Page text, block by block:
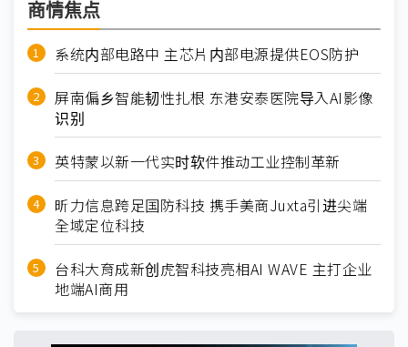
商情焦点
系统内部电路中 主芯片内部电源提供EOS防护
屏南偏乡智能韧性扎根 东港安泰医院导入AI影像
识别
英特蒙以新一代实时软件推动工业控制革新
昕力信息跨足国防科技 携手美商Juxta引进尖端
全域定位科技
台科大育成新创虎智科技亮相AI WAVE 主打企业
地端AI商用